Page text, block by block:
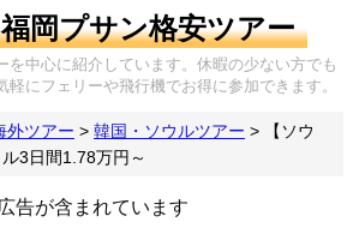
岡プサン格安ツアー
を中心に紹介しています。休暇の少ない方でも
軽にフェリーや飛行機でお得に参加できます。
外ツアー > 韓国・ソウルツアー >
【ソウ
3日間1.78万円～
告が含まれています